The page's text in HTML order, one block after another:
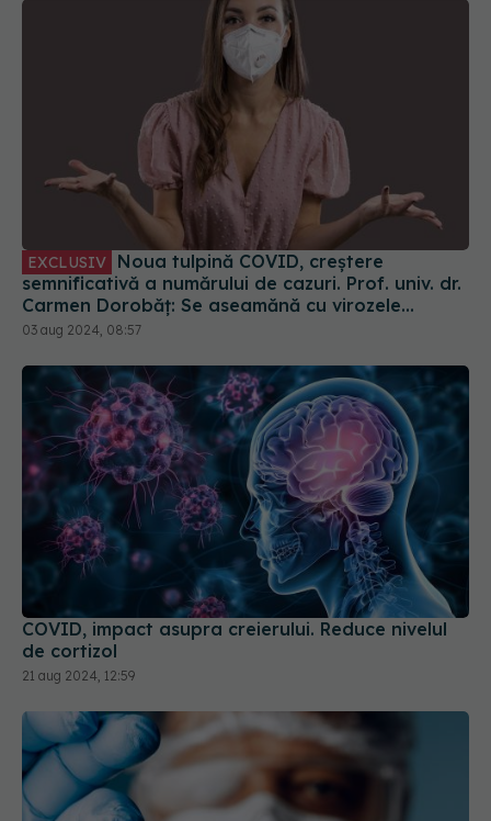
EXCLUSIV
semnificativă a numărului de cazuri. Prof. univ. dr.
Carmen Dorobăț: Se aseamănă cu virozele
respiratorii. Nu necesită tratament simptomatic
03 aug 2024, 08:57
COVID, impact asupra creierului. Reduce nivelul
de cortizol
21 aug 2024, 12:59